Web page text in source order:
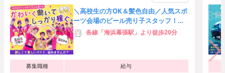
＼高校生の方OK＆髪色自由／人気スポ
ーツ会場のビール売り子スタッフ！友
達応募歓迎★時給3,000円可
各線「海浜幕張駅」より徒歩20分
募集職種 給与